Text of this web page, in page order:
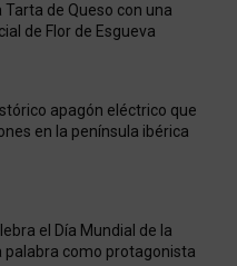
Tarta de Queso con una
de Flor de Esgueva
apagón eléctrico que
en la península ibérica
el Día Mundial de la
palabra como protagonista